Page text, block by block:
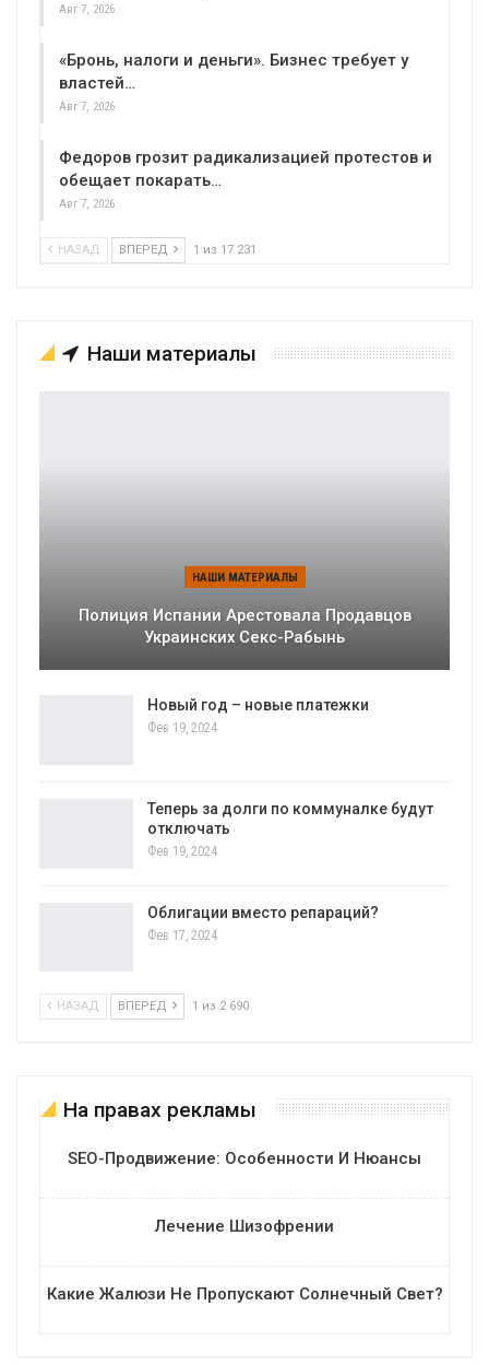
Авг 7, 2026
«Бронь, налоги и деньги». Бизнес требует у
властей…
Авг 7, 2026
Федоров грозит радикализацией протестов и
обещает покарать…
Авг 7, 2026
НАЗАД ВПЕРЕД 1 из 17 231
Наши материалы
НАШИ МАТЕРИАЛЫ
Полиция Испании Арестовала Продавцов
Украинских Секс-Рабынь
Новый год – новые платежки
Фев 19, 2024
Теперь за долги по коммуналке будут
отключать
Фев 19, 2024
Облигации вместо репараций?
Фев 17, 2024
НАЗАД ВПЕРЕД 1 из 2 690
На правах рекламы
SEO-Продвижение: Особенности И Нюансы
Лечение Шизофрении
Какие Жалюзи Не Пропускают Солнечный Свет?